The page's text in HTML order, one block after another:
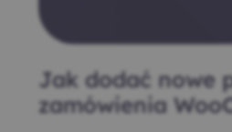
Jak dodać nowe
zamówienia